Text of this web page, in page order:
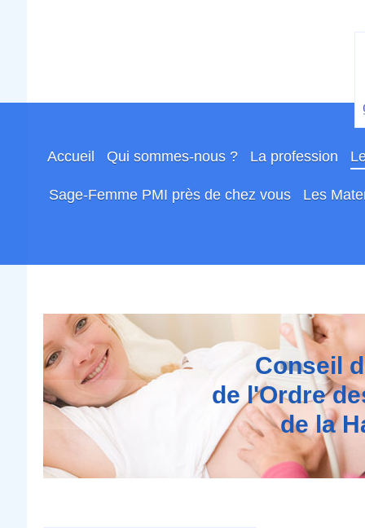
Accueil Qui sommes-nous ? La profession
Sage-Femme PMI près de chez vous Les
Conseil
de l'Ordre
de la